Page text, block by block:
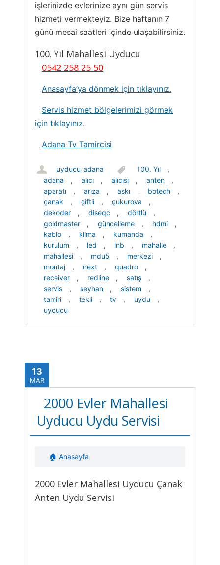
işlerinizde evlerinize aynı gün servis
hizmeti vermekteyiz. Bize haftanın 7
günü mesai saatleri içinde ulaşabilirsiniz.
100. Yıl Mahallesi Uyducu
0542 258 25 50
Anasayfa’ya dönmek için tıklayınız.
Servis hizmet bölgelerimizi görmek
için tıklayınız.
Adana Tv Tamircisi
uyducu_adana 100. Yıl
,
adana
, alıcı , alıcısı , anten
,
aparatı
, arıza , askı , botech
,
çanak
, çiftli , çukurova
,
dekoder
, diseqc , dörtlü
,
goldmaster
, güncelleme , hdmi
,
kablo
, klima , kumanda
,
kurulum
, led , lnb , mahalle
,
mahallesi
, mdu5 , merkezi
,
montaj
, next , quadro
,
receiver
, redline , satış
,
servis
, seyhan , sistem
,
tamiri
, tekli , tv , uydu
,
uyducu
13
MAR
2000 Evler Mahallesi
Uyducu Uydu Servisi
🏠 Anasayfa
2000 Evler Mahallesi Uyducu Çanak
Anten Uydu Servisi